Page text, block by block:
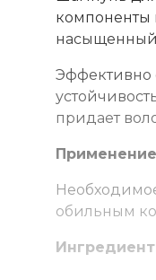
компоненты
насыщенный
Эффективно
придает
Применение
обильным